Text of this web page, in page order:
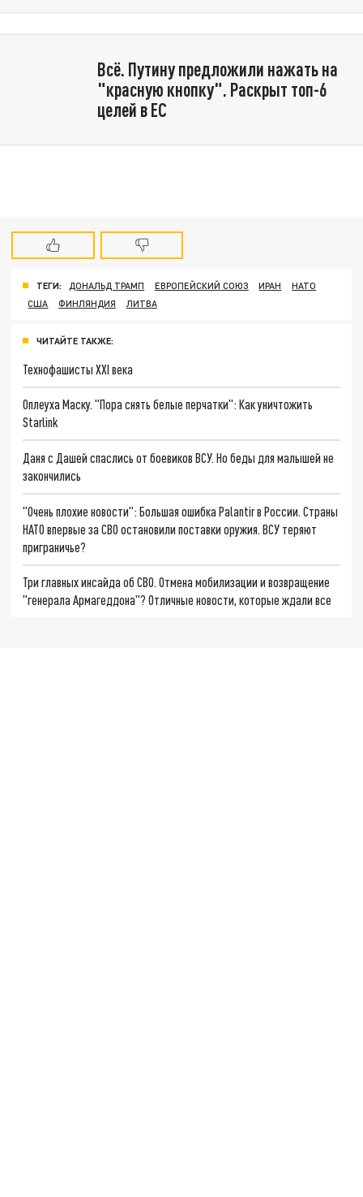
Всё. Путину предложили нажать на
"красную кнопку". Раскрыт топ-6
целей в ЕС
ТЕГИ: ДОНАЛЬД ТРАМП ЕВРОПЕЙСКИЙ СОЮЗ ИРАН
НАТО
США
ФИНЛЯНДИЯ ЛИТВА
ЧИТАЙТЕ ТАКЖЕ:
Технофашисты XXI века
Оплеуха Маску. "Пора снять белые перчатки": Как уничтожить
Starlink
Даня с Дашей спаслись от боевиков ВСУ. Но беды для малышей не
закончились
"Очень плохие новости": Большая ошибка Palantir в России. Страны
НАТО впервые за СВО остановили поставки оружия. ВСУ теряют
приграничье?
Три главных инсайда об СВО. Отмена мобилизации и возвращение
"генерала Армагеддона"? Отличные новости, которые ждали все